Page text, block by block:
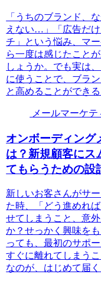
「うちのブランド、
えない…」「広告だ
チ」という悩み、マ
ら一度は感じたこと
しょうか。でも実は
に使うことで、ブラ
と高めることができ
メールマーケテ
オンボーディング
は？新規顧客にス
てもらうための設
新しいお客さんがサ
た時、「どう進めれ
せてしまうこと、意
か？せっかく興味を
っても、最初のサポ
すぐに離れてしまう
なのが、はじめて届